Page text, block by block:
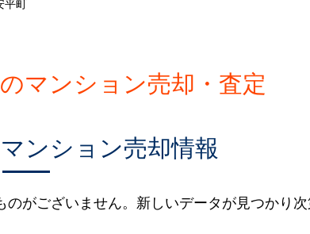
平町
マンション売却・査定
ンション売却情報
がございません。新しいデータが見つかり